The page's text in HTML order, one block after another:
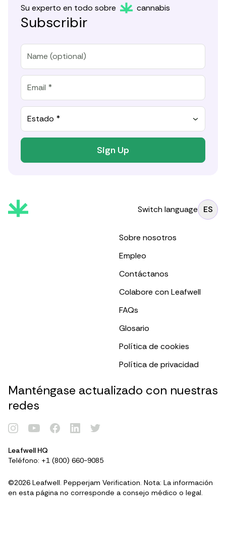
Su experto en todo sobre cannabis
Subscribir
Estado *
Sign Up
Switch language ES
Sobre nosotros
Empleo
Contáctanos
Colabore con Leafwell
FAQs
Glosario
Política de cookies
Política de privacidad
Manténgase actualizado con nuestras
redes
Leafwell HQ
Teléfono: +1 (800) 660-9085
©2026 Leafwell. Pepperjam Verification. Nota: La información
en esta página no corresponde a consejo médico o legal.